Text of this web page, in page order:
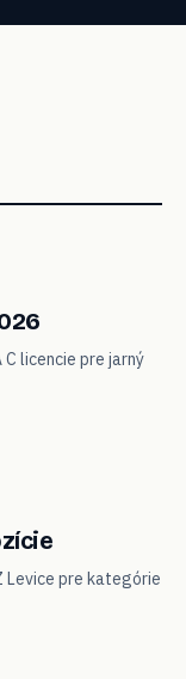
C licencie pre jarný
Levice pre kategórie